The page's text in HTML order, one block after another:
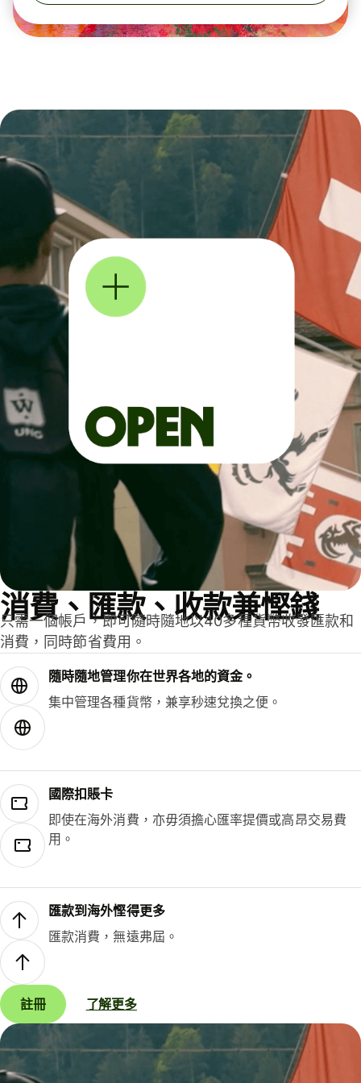
消費、匯款、收款兼慳錢
只需一個帳戶，即可隨時隨地以40多種貨幣收發匯款和
消費，同時節省費用。
隨時隨地管理你在世界各地的資金。
集中管理各種貨幣，兼享秒速兌換之便。
國際扣賬卡
即使在海外消費，亦毋須擔心匯率提價或高昂交易費
用。
匯款到海外慳得更多
匯款消費，無遠弗屆。
註冊 了解更多